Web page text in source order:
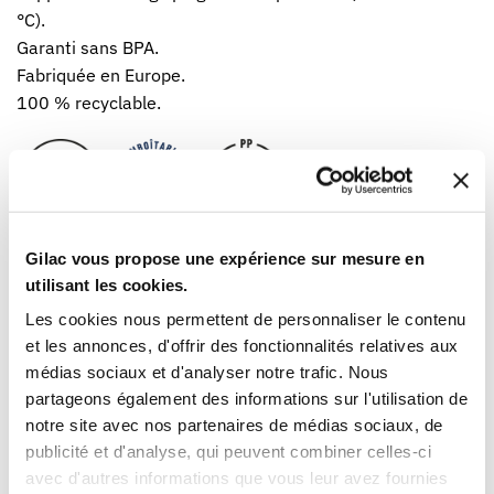
Gilac vous propose une expérience sur mesure en
utilisant les cookies.
Les cookies nous permettent de personnaliser le contenu
et les annonces, d'offrir des fonctionnalités relatives aux
médias sociaux et d'analyser notre trafic. Nous
partageons également des informations sur l'utilisation de
notre site avec nos partenaires de médias sociaux, de
publicité et d'analyse, qui peuvent combiner celles-ci
avec d'autres informations que vous leur avez fournies
°C).
Garanti sans BPA.
Fabriquée en Europe.
100 % recyclable.
CARACTÉRISTIQUES PRODUIT
Code EAN
3573678699984
Matière
PP
Couleur
Blanc
Hauteur
Diamètre
Poids net
0,18 Kg